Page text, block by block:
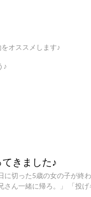
オススメします♪
♪
きました♪
に切った5歳の女の子が終
さん一緒に帰ろ。」 「投